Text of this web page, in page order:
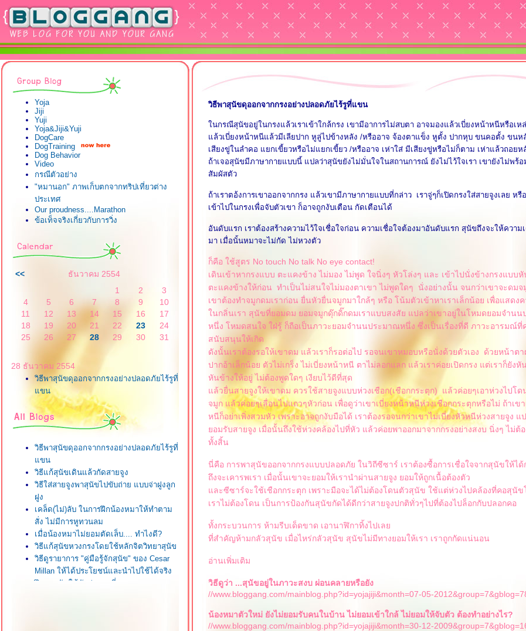
Yoja
Jiji
Yuji
Yoja&Jiji&Yuji
DogCare
DogTraining
Dog Behavior
Video
กรณีตัวอย่าง
"หมานอก" ภาพเก็บตกจากทริปเที่ยวต่าง
ประเทศ
Our proudness....Marathon
ข้อเท็จจริงเกี่ยวกับการวิ่ง
<<
ธันวาคม 2554
1
2
3
4
5 6 7 8 9
10
11
12 13 14 15 16
17
18
19 20 21 22 23
24
25
26 27 28 29 30 31
28 ธันวาคม 2554
วิธีพาสุนัขดุออกจากกรงอย่างปลอดภัยไร้รูที่
ขน
วิธีพาสุนัขดุออกจากกรงอย่างปลอดภัยไร้รูที่
ขน
วิธีแก้สุนัขเดินแล้วกัดสายจูง
วิธีใส่สายจูงพาสุนัขไปขับถ่าย แบบจ่าฝูงลูก
ฝูง
เคล็ด(ไม่)ลับ ในการฝึกน้องหมาให้ทำตาม
สั่ง ไม่มีการหูทวนลม
เมื่อน้องหมาไม่ยอมตัดเล็บ.... ทำไงดี?
วิธีแก้สุนัขหวงกรงโดยใช้หลักจิตวิทยาสุนัข
วิธีดูรายาการ "คู่มือรู้จักสุนัข" ของ Cesar
Millan ให้ได้ประโยชน์และนำไปใช้ได้จริง
ฝึกลูกสุนัขให้ขับถ่ายถูกที่ถูกทางถูกเวลา
วิธีพาสุนัขดุออกจากกรงอย่างปลอดภัยไร้รูที่แขน
นกรณีสุนัขอยู่ในกรงแล้วเราเข้าใกล้กรง เขามีอาการไม่สบตา อาจมองแล้วเบี่ยงหน้าหนีหรือเห
ล้วเบี่ยงหน้าหนีแล้วมีเลียปาก หูลู่ไปข้างหลัง /หรืออาจ จ้องตาแข็ง หูตั้ง ปากหุบ ขนคอตั้ง ขนห
เสียงขู่ในลำคอ แยกเขี้ยวหรือไม่แยกเขี้ยว /หรืออาจ เห่าใส่ มีเสียงขู่หรือไม่ก็ตาม เห่าแล้วถอย
ถ้าเจอสุนัขมีภาษากายแบบนี้ แปลว่าสุนัขยังไม่มั่นใจในสถานการณ์ ยังไม่ไว้ใจเรา เขายังไม่พร้
สัมผัสตัว
ถ้าเราตอ้งการเขาออกจากกรง แล้วเขามีภาษากายแบบที่กล่าว เราจู่ๆก็เปิดกรงใส่สายจูงเลย หรื
เข้าไปในกรงเพื่อจับตัวเขา ก็อาจถูกงับเตือน กัดเตือนได้
อันดับแรก เราต้องสร้างความไว้ใจเชื่อใจก่อน ความเชื่อใจต้องมาอันดับแรก สุนัขถึงจะให้ความ
มา เมื่อนั้นหมาจะไม่กัด ไม่หวงตัว
ก็คือ ใช้สูตร No touch No talk No eye contact!
เดินเข้าหากรงแบบ ตะแคงข้าง ไม่มอง ไม่พูด ใจนิ่งๆ หัวโล่งๆ และ เข้าไปนั่งข้างกรงแบบ
ตะแคงข้างให้ก่อน ทำเป็นไม่สนใจไม่มองตาเขา ไม่พูดใดๆ นั่งอย่างนั้น จนกว่าเขาจะดมจ
เขาต้องทำจมูกดมเราก่อน ยื่นหัวยื่นจมูกมาใกล้ๆ หรือ โน้มตัวเข้าหาเราเล็กน้อย เพื่อแสดง
นกลิ่นเรา สุนัขที่ยอมดม ยอมจมูกดุ๊กดิ๊กดมเราแบบสงสัย แปลว่าเขาอยู่ในโหมดยอมจำน
หนึ่ง โหมดสนใจ ใฝ่รู้ ก็ถือเป็นภาวะยอมจำนนประมาณหนึ่ง ซึ่งเป็นเรื่องที่ดี ภาวะอารมณ์ที่
สนับสนุนให้เกิด
ดังนั้นเราต้องรอให้เขาดม แล้วเราก็รอต่อไป รอจนเขาหมอบหรือนั่งด้วยตัวเอง ด้วยหน้า
ปากอ้าเล็กน้อย ตัวไม่เกร็ง ไม่เบี่ยงหน้าหนี ตาไม่ลอกแลก แล้วเราค่อยเปิดกรง แต่เราก็ยังหั
หันข้างให้อยู่ ไม่ต้องพูดใดๆ เงียบไว้ดีที่สุด
ล้วยื่นสายจูงให้เขาดม ควรใช้สายจูงแบบห่วงเชือก(เชือกกระตุก) แล้วค่อยๆเอาห่วงไปโด
จมูก แล้วค่อยๆเลื่อนไปแถวๆหัวก่อน เพื่อดูว่าเขาเบี่ยงหน้าหนีห่วงเชือกกระตุกหรือไม่ ถ้าเข
หนีก็อย่าเพิ่งสวมหัว เพราะอาจถูกงับมือได้ เราต้องรอจนกว่าเขาไม่เบี่ยงหัวหนีห่วงสายจูง แ
อมรับสายจูง เมื่อนั้นถึงใช้ห่วงคล้องไปที่หัว แล้วค่อยพาออกมาจากกรงอย่างสงบ นิ่งๆ ไม่ต้
ทั้งสิ้น
นี่คือ การพาสุนัขออกจากกรงแบบปลอดภัย ในวิถีซีซาร์ เราต้องซื้อการเชื่อใจจากสุนัขให้ได้
ถึงจะเคารพเรา เมื่อนั้นเขาจะยอมให้เรานำผ่านสายจูง ยอมให้ถูกเนื้อต้องตัว
ละซีซาร์จะใช้เชือกกระตุก เพราะมือจะได้ไม่ต้องโดนตัวสุนัข ใช้แต่ห่วงไปคล้องที่คอสุนัข
เราไม่ต้องโดน เป็นการป้องกันสุนัขกัดได้ดีกว่าสายจูงปกติทั่วๆไปที่ต้องไปล็อกกับปลอกคอ
ทั้งกระบวนการ ห้ามรีบเด็ดขาด เอานาฬิกาทิ้งไปเล
ที่สำคัญห้ามกลัวสุนัข เมื่อไหร่กลัวสุนัข สุนัขไม่มีทางยอมให้เรา เราถูกกัดแน่นอน
อ่านเพิ่มเติม
วิธีดูว่า ...สุนัขอยู่ในภาวะสงบ ผ่อนคลายหรือยัง
//www.bloggang.com/mainblog.php?id=yojajiji&month=07-05-
น้องหมาตัวใหม่ ยังไม่ยอมรับคนในบ้าน ไม่ยอมเข้าใกล้ ไม่ยอมให้จับตัว ต้องทำอย่างไร?
//www.bloggang.com/mainblog.php?id=yojajiji&month=30-12-